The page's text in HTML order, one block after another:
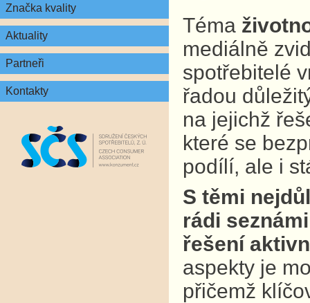
Značka kvality
Aktuality
Partneři
Kontakty
Téma
mediálně
spotřebitelé
řadou
na jejichž
které se
podílí, ale i
S těmi
rádi
řešení
aspekty je
přičemž